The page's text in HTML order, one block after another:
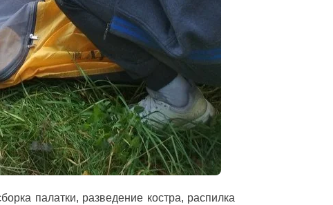
палатки, разведение костра, распилка